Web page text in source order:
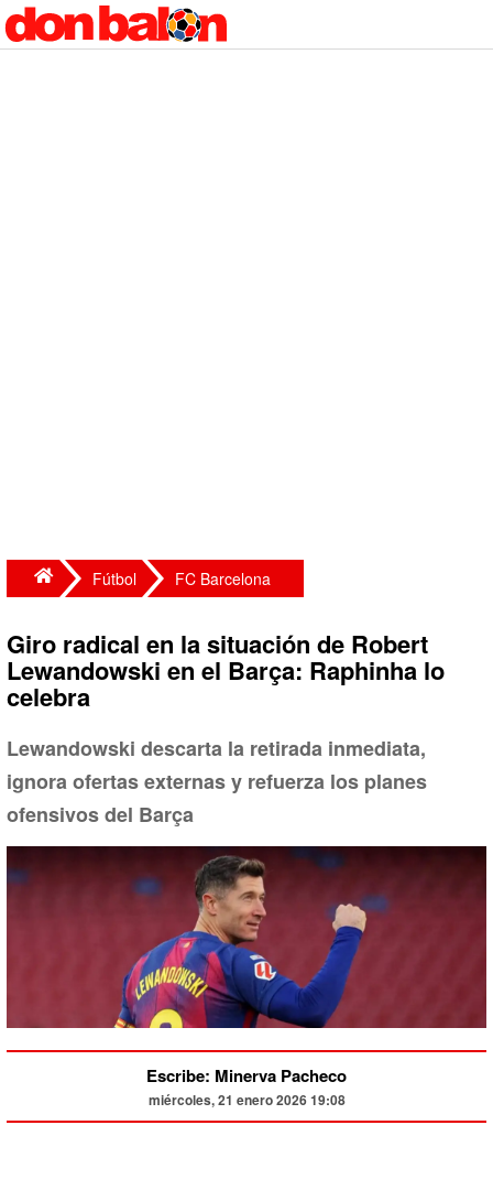
Fútbol FC Barcelona
Giro radical en la situación de Robert
Lewandowski en el Barça: Raphinha lo
celebra
Lewandowski descarta la retirada inmediata,
ignora ofertas externas y refuerza los planes
ofensivos del Barça
Escribe: Minerva Pacheco
miércoles, 21 enero 2026 19:08